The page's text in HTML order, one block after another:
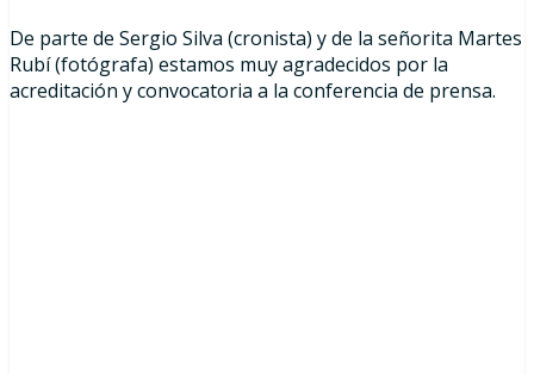
De parte de Sergio Silva (cronista) y de la señorita Martes
Rubí (fotógrafa) estamos muy agradecidos por la
acreditación y convocatoria a la conferencia de prensa.